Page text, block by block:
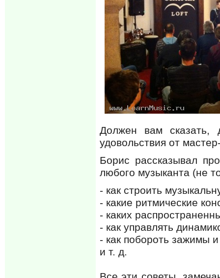
Должен вам
удовольствия от
Борис рассказывал
любого музыканта (не
- как строить
- какие ритмические
- каких
- как управлять
- как побороть зажимы
и т. д.